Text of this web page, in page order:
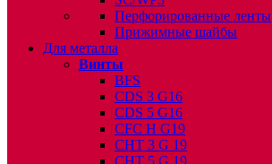
Перфорированные ленты
Прижимные шайбы
Для металла
Винты
BFS
CDS 3 G16
CDS 5 G16
CFC H G19
CHT 3 G 19
CHT 5 G 19